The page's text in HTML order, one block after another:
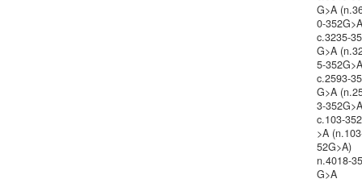
G>A
0-
c.3235-
G>A
5-
c.2593-
G>A
3-
c.103-
>A
52G>A)
n.4018-
G>A